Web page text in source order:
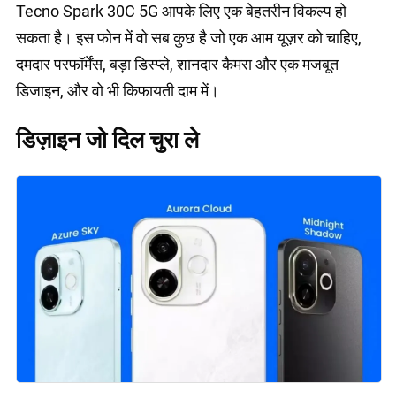
Tecno Spark 30C 5G आपके लिए एक बेहतरीन विकल्प हो
सकता है। इस फोन में वो सब कुछ है जो एक आम यूज़र को चाहिए,
दमदार परफॉर्मेंस, बड़ा डिस्प्ले, शानदार कैमरा और एक मजबूत
डिजाइन, और वो भी किफायती दाम में।
डिज़ाइन जो दिल चुरा ले